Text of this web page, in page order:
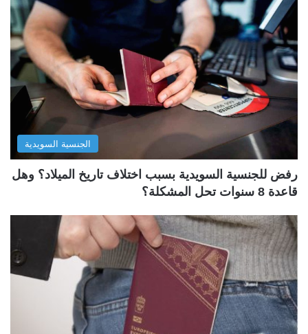
الجنسية السويدية
رفض للجنسية السويدية بسبب اختلاف تاريخ الميلاد؟ وهل
قاعدة 8 سنوات تحل المشكلة؟